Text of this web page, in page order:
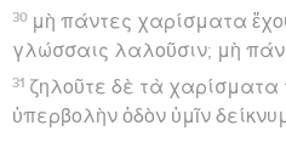
30 μὴ πάντες χαρίσματα
γλώσσαις λαλοῦσιν; μὴ
31 ζηλοῦτε δὲ τὰ χαρίσματα
ὑπερβολὴν ὁδὸν ὑμῖν